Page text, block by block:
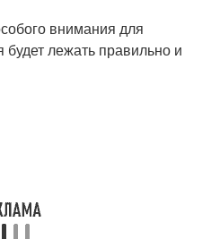
внимания для
будет лежать правильно и